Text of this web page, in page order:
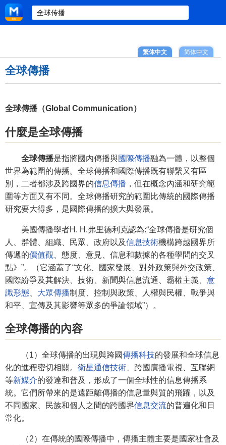
简体中文
繁体中文
全球傳播
全球傳播（Global Communication）
什麼是全球傳播
全球傳播是指將國內傳播與國際傳播融為一體，以整個
世界為範圍的傳播。全球傳播和國際傳播既有聯繫又有區
別，二者都涉及跨國界的信息傳播 ，但在概念內涵和研究範
圍等方面又有不同。全球傳播研究的範圍比傳統的國際傳播
研究要大得多，是國際傳播的擴大與發展。
美國傳播學者H. H.弗里德利克認為:“全球傳播是研究個
人、群體、組織、民眾、政府以及信息技術機構跨越國界所
傳遞的價值觀 、態度、意見、信息和數據的各種學問的交叉
點》”。（它涵蓋了“文化、國家發展、對外政策與外交政策、
國際紛爭及其解決、技術、新聞與信息流通、霸權主義、 意
識形態
大眾傳播制度、控制與政策、人權與民權、戰爭與
和平、宣傳及其影響等眾多的爭論領域”）。
全球傳播的內容
（1）全球傳播的出現與跨國傳播科技的發展和全球信息
化的進程密切相關。 衛星通信技術 、跨國廣播電視、互聯網
等新媒介的發達和普及，形成了一個全球性的信息傳播系
統。它們所帶來的是遠距離傳播的信息量與質的飛躍，以及
不同國家、民族和個人之間的跨國界信息交流的普遍化和日
常化。
（2）在傳統的國際傳播中，傳播主體主要是國家社會及